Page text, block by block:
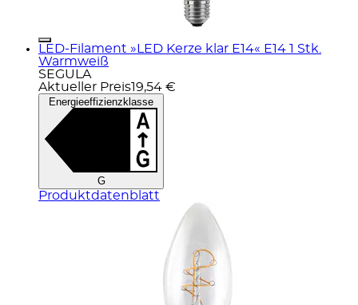
LED-Filament »LED Kerze klar E14« E14 1 Stk.
Warmweiß
SEGULA
Aktueller Preis19,54 €
Energieeffizienzklasse
G
Produktdatenblatt